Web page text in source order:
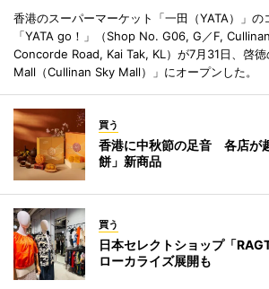
香港のスーパーマーケット「一田（YATA）」の
「YATA go！」（Shop No. G06, G／F,
Concorde Road, Kai Tak, KL）が7月31日、啓
Mall（Cullinan Sky Mall）」にオープンした。
買う
香港に中秋節の足音 各店が
餅」新商品
買う
日本セレクトショップ「
ローカライズ展開も